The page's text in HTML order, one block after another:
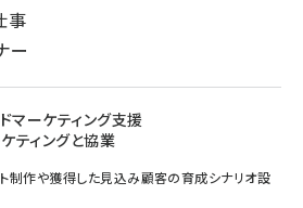
事
ー
マーケティング支援
ティングと協業
制作や獲得した見込み顧客の育成シナリオ設